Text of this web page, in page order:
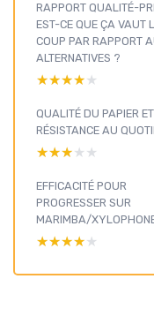
RAPPORT QUALITÉ-
EST-CE QUE ÇA VAUT
COUP PAR RAPPORT
ALTERNATIVES ?
★★★★★
★★★★★
QUALITÉ DU PAPIER ET
RÉSISTANCE AU
★★★★★
★★★★★
EFFICACITÉ POUR
PROGRESSER SUR
MARIMBA/
★★★★★
★★★★★